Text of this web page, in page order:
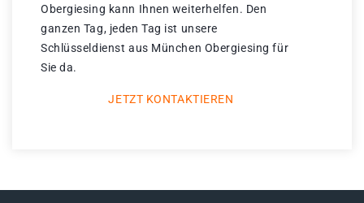
Obergiesing kann Ihnen weiterhelfen. Den
ganzen Tag, jeden Tag ist unsere
Schlüsseldienst aus München Obergiesing für
Sie da.
JETZT KONTAKTIEREN